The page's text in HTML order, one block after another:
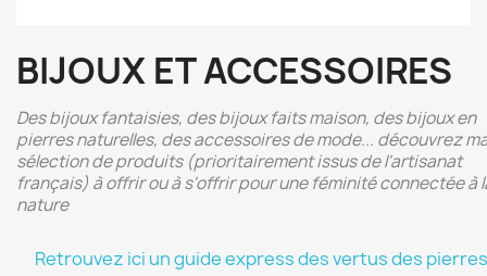
BIJOUX ET ACCESSOIRES
Des bijoux fantaisies, des bijoux faits maison, des bijoux en
pierres naturelles, des accessoires de mode... découvrez
sélection de produits (prioritairement issus de l'artisanat
français) à offrir ou à s'offrir pour une féminité connectée à
nature
Retrouvez ici un guide express des vertus des